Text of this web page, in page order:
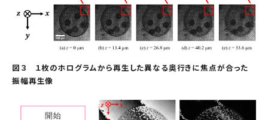
図３ １枚のホログラムから再生した異なる奥行きに焦点が合った
振幅再生像